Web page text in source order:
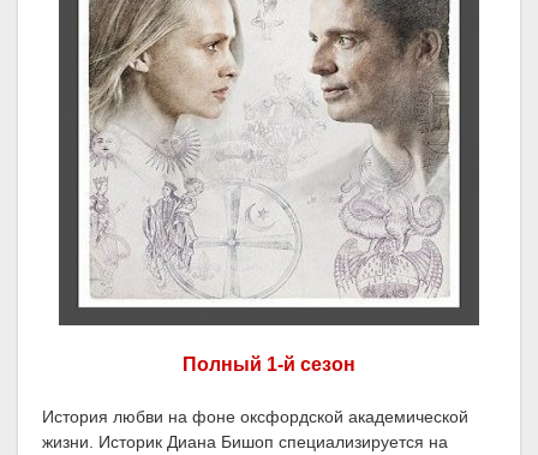
Полный 1-й сезон
История любви на фоне оксфордской академической
жизни. Историк Диана Бишоп специализируется на